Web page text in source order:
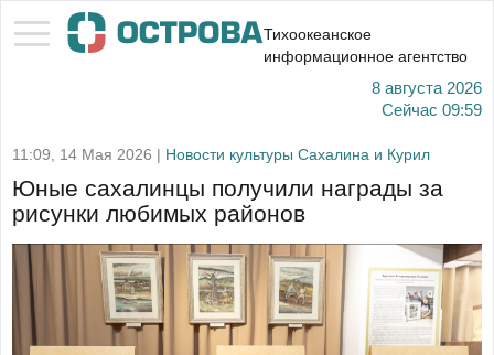
Тихоокеанское
информационное агентство
8 августа 2026
Сейчас 09:59
11:09, 14 Мая 2026 | Новости культуры Сахалина и Курил
Юные сахалинцы получили награды за
рисунки любимых районов